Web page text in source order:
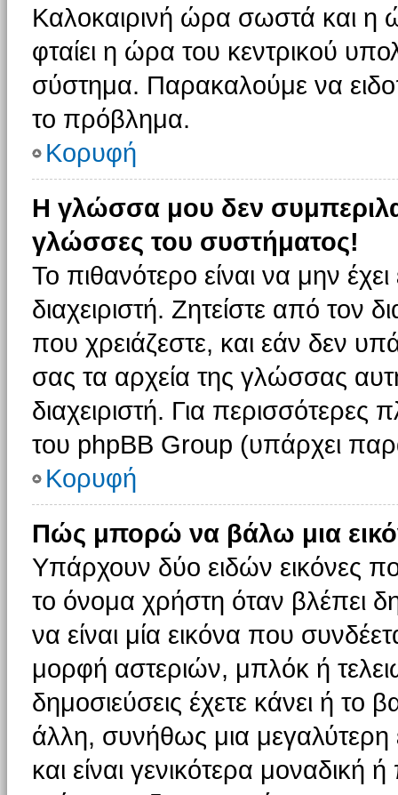
Καλοκαιρινή ώρα σωστά και η
φταίει η ώρα του κεντρικού
σύστημα. Παρακαλούμε να
το πρόβλημα.
Κορυφή
Η γλώσσα μου δεν
γλώσσες του συστήματος!
Το πιθανότερο είναι να μην
διαχειριστή. Ζητείστε από τον
που χρειάζεστε, και εάν δεν
σας τα αρχεία της γλώσσας
διαχειριστή. Για περισσότερες
του phpBB Group (υπάρχει
Κορυφή
Πώς μπορώ να βάλω μια
Υπάρχουν δύο ειδών εικόνες
το όνομα χρήστη όταν βλέπει
να είναι μία εικόνα που
μορφή αστεριών, μπλόκ ή
δημοσιεύσεις έχετε κάνει ή
άλλη, συνήθως μια
και είναι γενικότερα